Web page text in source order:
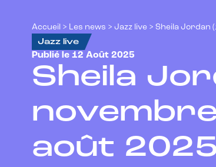
Accueil > Les news > Jazz live > Sheila Jordan
Jazz live
Publié le 12 Août 2025
Sheila
août